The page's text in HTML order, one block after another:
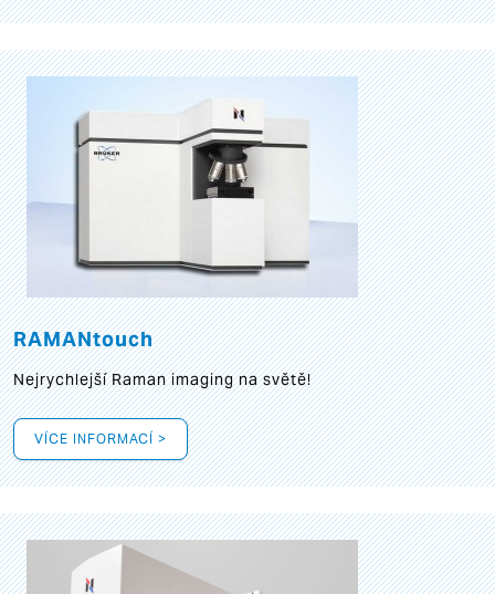
RAMANtouch
Nejrychlejší Raman imaging na světě!
VÍCE INFORMACÍ >